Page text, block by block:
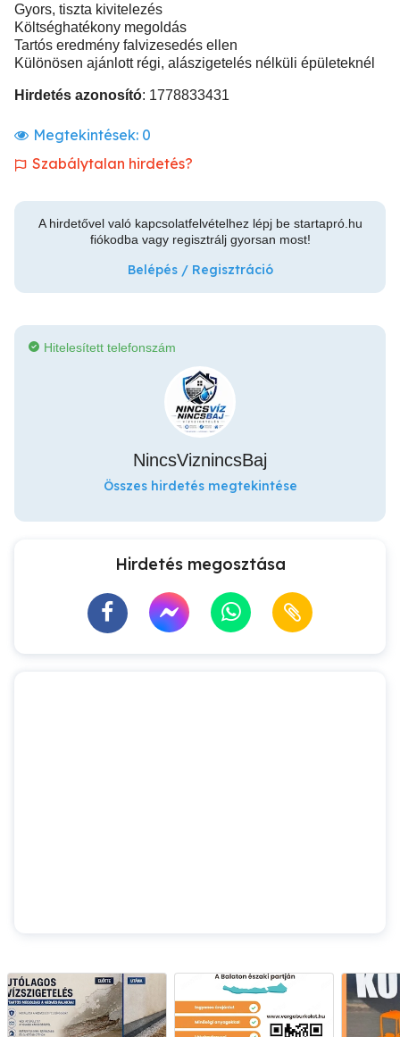
Gyors, tiszta kivitelezés
Költséghatékony megoldás
Tartós eredmény falvizesedés ellen
Különösen ajánlott régi, alászigetelés nélküli épületeknél
Hirdetés azonosító: 1778833431
Megtekintések: 0
Szabálytalan hirdetés?
A hirdetővel való kapcsolatfelvételhez lépj be startapró.hu
fiókodba vagy regisztrálj gyorsan most!
Belépés / Regisztráció
Hitelesített telefonszám
NincsViznincsBaj
Összes hirdetés megtekintése
Hirdetés megosztása